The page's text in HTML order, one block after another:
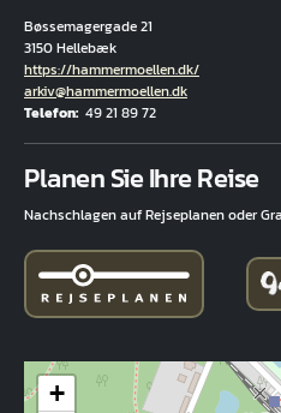
Bøssemagergade 21
3150 Hellebæk
Hjemmeside
https://hammermoellen.dk/
E-Mail
arkiv@hammermoellen.dk
Telefon 49 21 89 72
Planen Sie Ihre Reise
Nachschlagen auf Rejseplanen oder
+